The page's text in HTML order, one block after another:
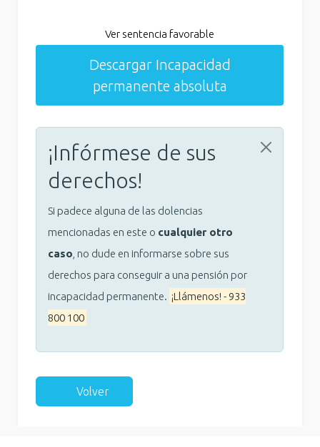
Ver sentencia favorable
Descargar Incapacidad
permanente absoluta
¡Infórmese de sus
derechos!
Si padece alguna de las dolencias
mencionadas en este o cualquier otro
caso , no dude en informarse sobre sus
derechos para conseguir a una pensión por
incapacidad permanente. ¡Llámenos! - 933
800 100
Volver